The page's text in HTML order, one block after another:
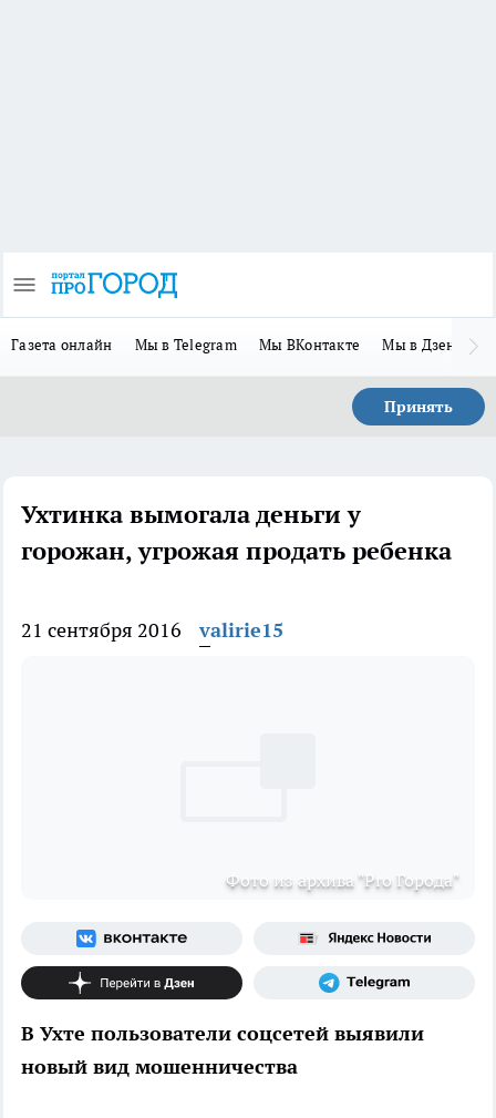
Газета онлайн Мы в Telegram Мы ВКонтакте Мы в Дзене
Принять
Ухтинка вымогала деньги у
горожан, угрожая продать ребенка
21 сентября 2016 valirie15
Фото из архива "Pro Города"
В Ухте пользователи соцсетей выявили
новый вид мошенничества